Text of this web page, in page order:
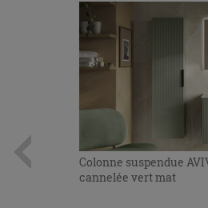
Colonne suspendue
cannelée vert mat